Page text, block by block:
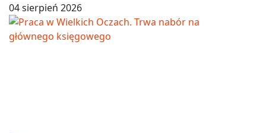
04 sierpień 2026